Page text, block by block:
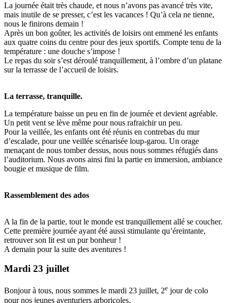
La journée était très chaude, et nous n’avons pas avancé très vite,
mais inutile de se presser, c’est les vacances ! Qu’à cela ne tienne,
nous le finirons demain !
Après un bon goûter, les activités de loisirs ont emmené les enfants
aux quatre coins du centre pour des jeux sportifs. Compte tenu de la
température : une douche s’impose !
Le repas du soir s’est déroulé tranquillement, à l’ombre d’un platane
sur la terrasse de l’accueil de loisirs.
La terrasse, tranquille.
La température baisse un peu en fin de journée et devient agréable.
Un petit vent se lève même pour nous rafraichir un peu.
Pour la veillée, les enfants ont été réunis en contrebas du mur
d’escalade, pour une veillée scénarisée loup-garou. Un orage
menaçant de nous tomber dessus, nous nous sommes réfugiés dans
l’auditorium. Nous avons ainsi fini la partie en immersion, ambiance
bougie et musique de film.
Rassemblement des ados
A la fin de la partie, tout le monde est tranquillement allé se coucher.
Cette première journée ayant été aussi stimulante qu’éreintante,
retrouver son lit est un pur bonheur !
A demain pour la suite des aventures !
Mardi 23 juillet
Bonjour à tous, nous sommes le mardi 23 juillet, 2e jour de colo
pour nos jeunes aventuriers arboricoles.